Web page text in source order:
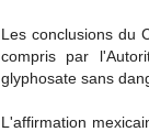
Les conclusions du
compris par
glyphosate sans
L'affirmation